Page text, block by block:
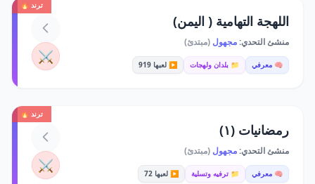
ترند 🔥
اللهجة التهامية ( اليمن)
منشئ التحدي:مجهول (مبتدئ)
🧠 معرفي 📁 بلدان ولهجات ▶️ لعبها 919 ⚔️
ترند 🔥
رمضانيات (١)
منشئ التحدي:مجهول (مبتدئ)
🧠 معرفي 📁 ترفيه وتسلية ▶️ لعبها 72 ⚔️